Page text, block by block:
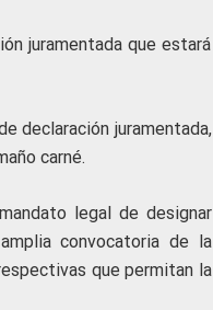
juramentada que estará
declaración juramentada,
carné.
legal de designar
convocatoria de la
que permitan la